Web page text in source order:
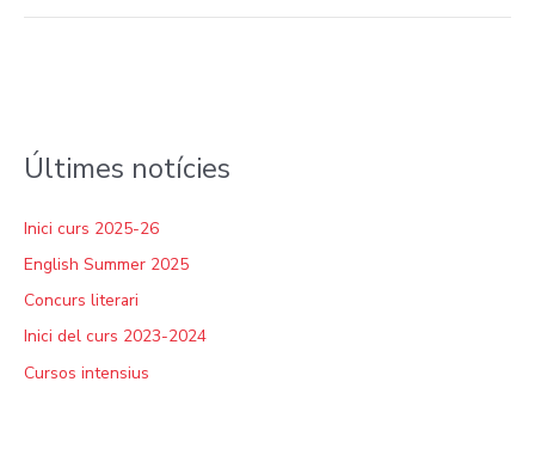
Últimes notícies
Inici curs 2025-26
English Summer 2025
Concurs literari
Inici del curs 2023-2024
Cursos intensius